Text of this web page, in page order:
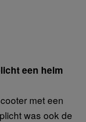
een helm
met een
was ook de